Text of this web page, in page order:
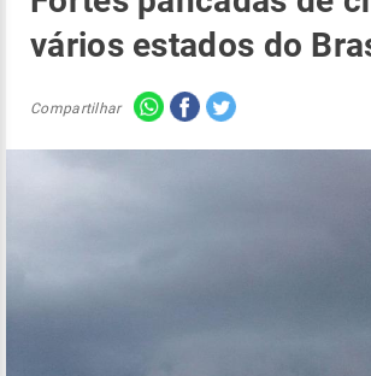
vários estados do
Compartilhar